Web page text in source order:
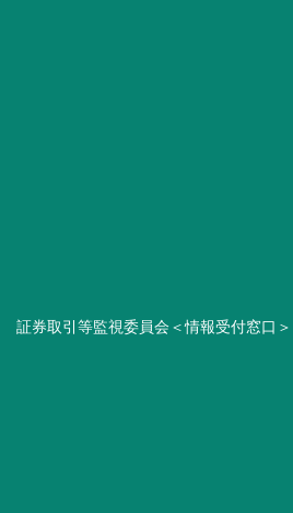
証券取引等監視委員会＜情報受付窓口＞